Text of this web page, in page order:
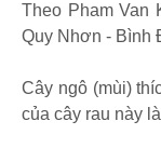
Theo Pham Van
Quy Nhơn - Bình
Cây ngô (mùi)
của cây rau này